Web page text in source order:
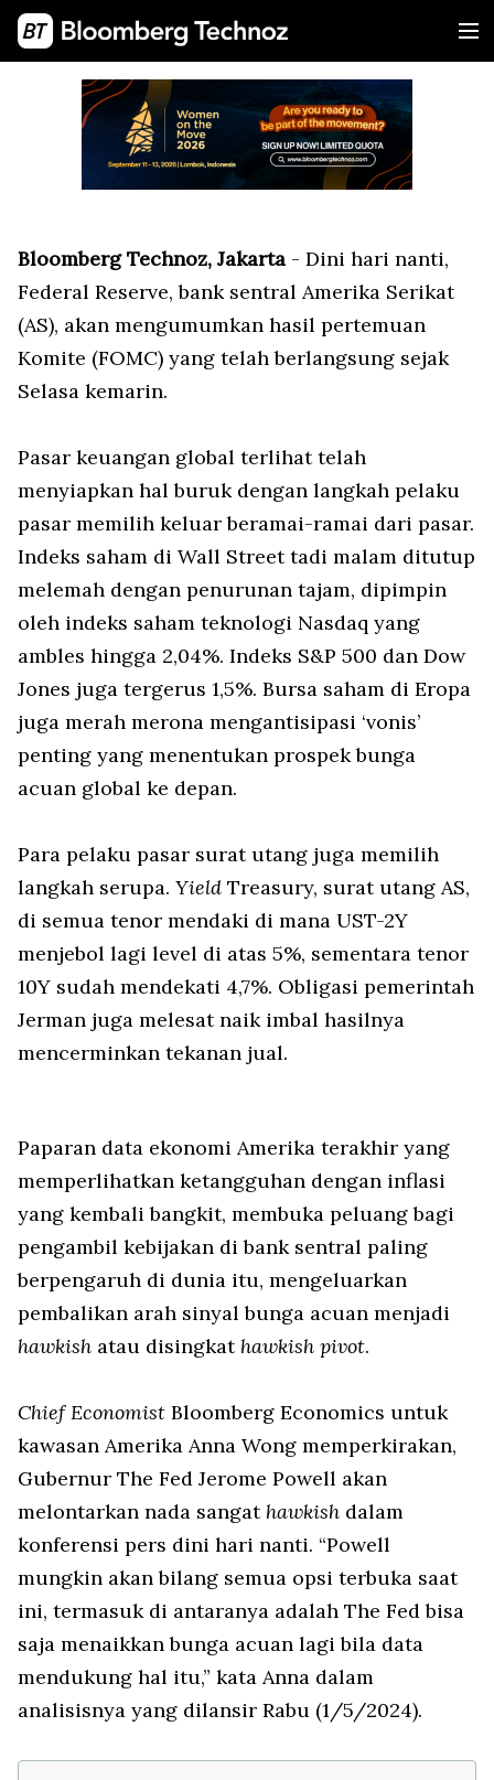
Bloomberg Technoz, Jakarta - Dini hari nanti,
Federal Reserve, bank sentral Amerika Serikat
(AS), akan mengumumkan hasil pertemuan
Komite (FOMC) yang telah berlangsung sejak
Selasa kemarin.
Pasar keuangan global terlihat telah
menyiapkan hal buruk dengan langkah pelaku
pasar memilih keluar beramai-ramai dari pasar.
Indeks saham di Wall Street tadi malam ditutup
melemah dengan penurunan tajam, dipimpin
oleh indeks saham teknologi Nasdaq yang
ambles hingga 2,04%. Indeks S&P 500 dan Dow
Jones juga tergerus 1,5%. Bursa saham di Eropa
juga merah merona mengantisipasi ‘vonis’
penting yang menentukan prospek bunga
acuan global ke depan.
Para pelaku pasar surat utang juga memilih
langkah serupa. Yield Treasury, surat utang AS,
di semua tenor mendaki di mana UST-2Y
menjebol lagi level di atas 5%, sementara tenor
10Y sudah mendekati 4,7%. Obligasi pemerintah
Jerman juga melesat naik imbal hasilnya
mencerminkan tekanan jual.
Paparan data ekonomi Amerika terakhir yang
memperlihatkan ketangguhan dengan inflasi
yang kembali bangkit, membuka peluang bagi
pengambil kebijakan di bank sentral paling
berpengaruh di dunia itu, mengeluarkan
pembalikan arah sinyal bunga acuan menjadi
hawkish atau disingkat hawkish pivot.
Chief Economist Bloomberg Economics untuk
kawasan Amerika Anna Wong memperkirakan,
Gubernur The Fed Jerome Powell akan
melontarkan nada sangat hawkish dalam
konferensi pers dini hari nanti. “Powell
mungkin akan bilang semua opsi terbuka saat
ini, termasuk di antaranya adalah The Fed bisa
saja menaikkan bunga acuan lagi bila data
mendukung hal itu,” kata Anna dalam
analisisnya yang dilansir Rabu (1/5/2024).